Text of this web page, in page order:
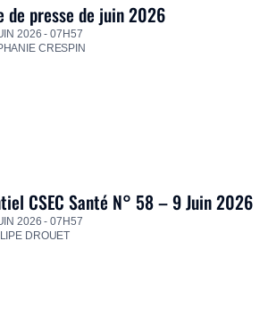
de presse de juin 2026
2026 - 07H57
CRESPIN
CSEC Santé N° 58 – 9 Juin 2026
2026 - 07H57
DROUET